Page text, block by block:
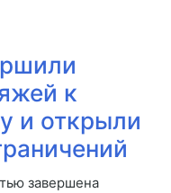
к
и открыли
завершена